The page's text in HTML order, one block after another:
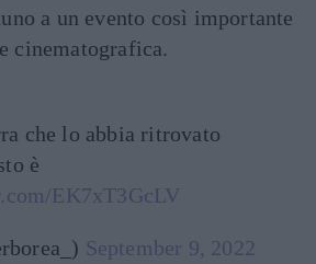
a un evento così importante
cinematografica.
che lo abbia ritrovato
è
EK7xT3GcLV
September 9, 2022